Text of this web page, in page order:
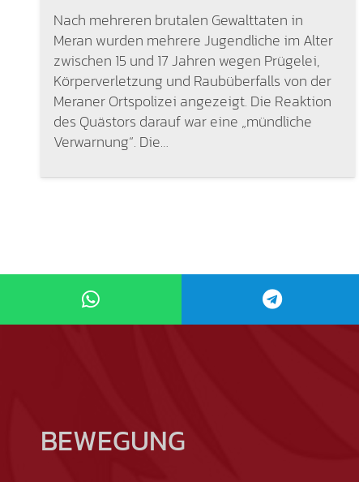
Nach mehreren brutalen Gewalttaten in
Meran wurden mehrere Jugendliche im Alter
zwischen 15 und 17 Jahren wegen Prügelei,
Körperverletzung und Raubüberfalls von der
Meraner Ortspolizei angezeigt. Die Reaktion
des Quästors darauf war eine „mündliche
Verwarnung“. Die…
BEWEGUNG